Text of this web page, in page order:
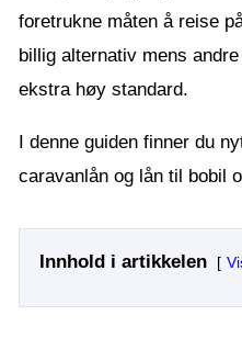
foretrukne måten å reise
billig alternativ mens
ekstra høy standard.
I denne guiden finner du
caravanlån og lån til bobil
Innhold i artikkelen